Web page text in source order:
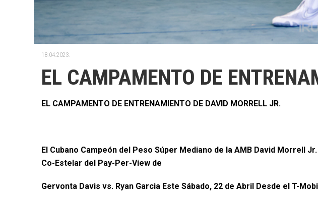
18.04.2023.
EL CAMPAMENTO DE
EL CAMPAMENTO DE ENTRENAMIENTO DE DAVID MORRELL JR.
El Cubano Campeón del Peso Súper Mediano de la AMB David Morrell
Co-Estelar del Pay-Per-View de
Gervonta Davis vs. Ryan Garcia Este Sábado, 22 de Abril Desde el T-